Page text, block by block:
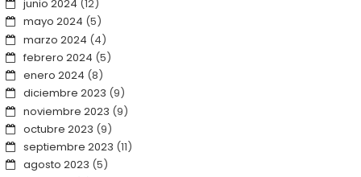
junio 2024 (12)
mayo 2024 (5)
marzo 2024 (4)
febrero 2024 (5)
enero 2024 (8)
diciembre 2023 (9)
noviembre 2023 (9)
octubre 2023 (9)
septiembre 2023 (11)
agosto 2023 (5)